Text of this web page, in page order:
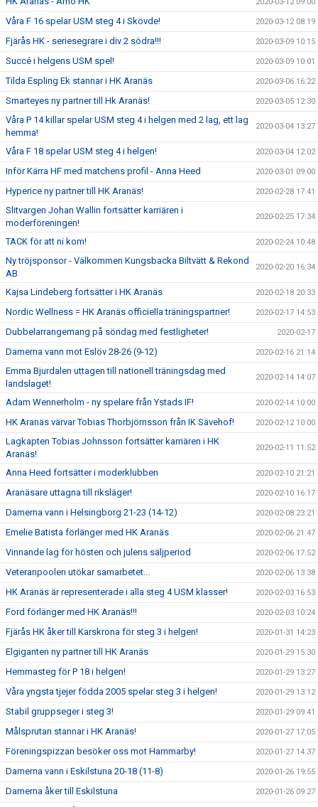
2020-03-12 09:00
Våra F 16 spelar USM steg 4 i Skövde! 2020-03-12 08:19
Fjärås HK - seriesegrare i div 2 södra!!! 2020-03-09 10:15
Succé i helgens USM spel! 2020-03-09 10:01
Tilda Espling Ek stannar i HK Aranäs 2020-03-06 16:22
Smarteyes ny partner till Hk Aranäs! 2020-03-05 12:30
Våra P 14 killar spelar USM steg 4 i helgen med 2 lag, ett lag
hemma!
2020-03-04 13:27
Våra F 18 spelar USM steg 4 i helgen! 2020-03-04 12:02
Inför Kärra HF med matchens profil - Anna Heed 2020-03-01 09:00
Hyperice ny partner till HK Aranäs! 2020-02-28 17:41
Slitvargen Johan Wallin fortsätter karriären i
moderföreningen!
2020-02-25 17:34
TACK för att ni kom! 2020-02-24 10:48
Ny tröjsponsor - Välkommen Kungsbacka Biltvätt & Rekond
AB
2020-02-20 16:34
Kajsa Lindeberg fortsätter i HK Aranäs 2020-02-18 20:33
Nordic Wellness = HK Aranäs officiella träningspartner! 2020-02-17 14:53
Dubbelarrangemang på söndag med festligheter! 2020-02-17
Damerna vann mot Eslöv 28-26 (9-12) 2020-02-16 21:14
Emma Bjurdalen uttagen till nationell träningsdag med
landslaget!
2020-02-14 14:07
Adam Wennerholm - ny spelare från Ystads IF! 2020-02-14 10:00
HK Aranäs värvar Tobias Thorbjörnsson från IK Sävehof! 2020-02-12 10:00
Lagkapten Tobias Johnsson fortsätter karriären i HK
Aranäs!
2020-02-11 11:52
Anna Heed fortsätter i moderklubben 2020-02-10 21:21
Aranäsare uttagna till riksläger! 2020-02-10 16:17
Damerna vann i Helsingborg 21-23 (14-12) 2020-02-08 23:21
Emelie Batista förlänger med HK Aranäs 2020-02-06 21:47
Vinnande lag för hösten och julens säljperiod 2020-02-06 17:52
Veteranpoolen utökar samarbetet... 2020-02-06 13:38
HK Aranäs är representerade i alla steg 4 USM klasser! 2020-02-03 16:53
Ford förlänger med HK Aranäs!!! 2020-02-03 10:24
Fjärås HK åker till Karskrona för steg 3 i helgen! 2020-01-31 14:23
Elgiganten ny partner till HK Aranäs 2020-01-29 15:30
Hemmasteg för P 18 i helgen! 2020-01-29 13:27
Våra yngsta tjejer födda 2005 spelar steg 3 i helgen! 2020-01-29 13:12
Stabil gruppseger i steg 3! 2020-01-29 09:41
Målsprutan stannar i HK Aranäs! 2020-01-27 17:05
Föreningspizzan besöker oss mot Hammarby! 2020-01-27 14:37
Damerna vann i Eskilstuna 20-18 (11-8) 2020-01-26 19:55
Damerna åker till Eskilstuna 2020-01-26 09:27